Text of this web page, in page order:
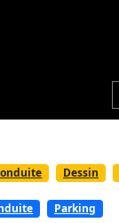
Dessin
Parking